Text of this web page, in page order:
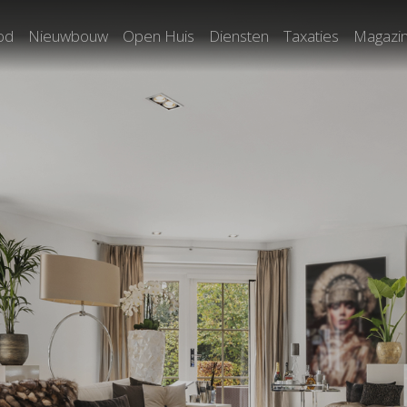
Nieuwbouw Open Huis Diensten Taxaties